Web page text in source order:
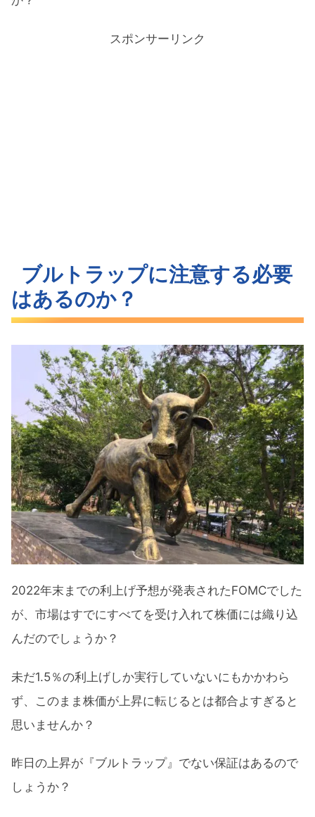
スポンサーリンク
ブルトラップに注意する必要
はあるのか？
2022年末までの利上げ予想が発表されたFOMCでした
が、市場はすでにすべてを受け入れて株価には織り込
んだのでしょうか？
未だ1.5％の利上げしか実行していないにもかかわら
ず、このまま株価が上昇に転じるとは都合よすぎると
思いませんか？
昨日の上昇が『ブルトラップ』でない保証はあるので
しょうか？